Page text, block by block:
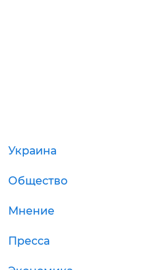
Украина
Общество
Мнение
Пресса